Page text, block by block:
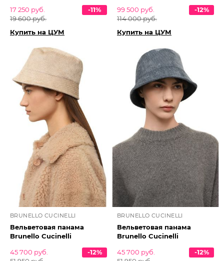
17 250 руб.
19 600 руб.
-11%
Купить на ЦУМ
99 500 руб.
114 000 руб.
-12%
Купить на ЦУМ
BRUNELLO CUCINELLI
Вельветовая панама
Brunello Cucinelli
45 700 руб.
-12%
BRUNELLO CUCINELLI
Вельветовая панама
Brunello Cucinelli
45 700 руб.
-12%